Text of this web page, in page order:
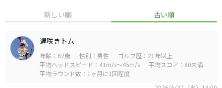
新しい順 古い順
遅咲きトム
年齢：62歳 性別：男性
ゴルフ歴：21年以上
平均ヘッドスピード：41m/s～45m/s
平均スコア：80未満
平均ラウンド数：1ヶ月に1回程度